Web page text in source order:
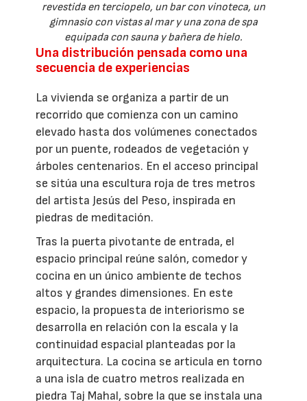
revestida en terciopelo, un bar con vinoteca, un
gimnasio con vistas al mar y una zona de spa
equipada con sauna y bañera de hielo.
Una distribución pensada como una
secuencia de experiencias
La vivienda se organiza a partir de un
recorrido que comienza con un camino
elevado hasta dos volúmenes conectados
por un puente, rodeados de vegetación y
árboles centenarios. En el acceso principal
se sitúa una escultura roja de tres metros
del artista Jesús del Peso, inspirada en
piedras de meditación.
Tras la puerta pivotante de entrada, el
espacio principal reúne salón, comedor y
cocina en un único ambiente de techos
altos y grandes dimensiones. En este
espacio, la propuesta de interiorismo se
desarrolla en relación con la escala y la
continuidad espacial planteadas por la
arquitectura. La cocina se articula en torno
a una isla de cuatro metros realizada en
piedra Taj Mahal, sobre la que se instala una